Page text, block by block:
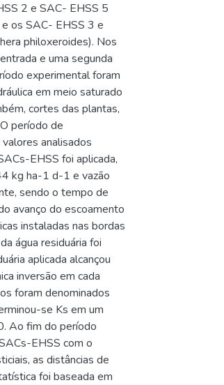
2 e SAC- EHSS 5
os SAC- EHSS 3 e
philoxeroides). Nos
e uma segunda
experimental foram
em meio saturado
cortes das plantas,
período de
analisados
EHSS foi aplicada,
kg ha-1 d-1 e vazão
sendo o tempo de
avanço do escoamento
instaladas nas bordas
água residuária foi
aplicada alcançou
inversão em cada
foram denominados
se Ks em um
Ao fim do período
EHSS com o
as distâncias de
foi baseada em